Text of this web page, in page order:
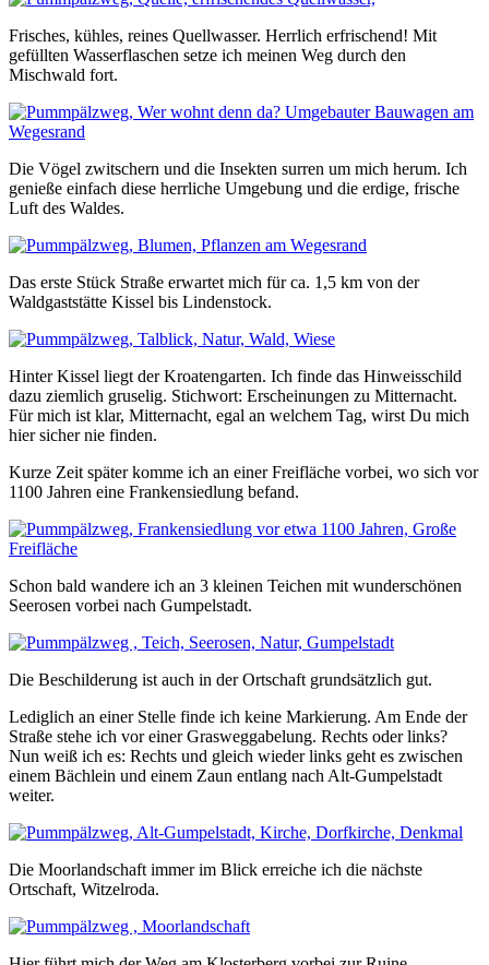
Frisches, kühles, reines Quellwasser. Herrlich erfrischend! Mit
gefüllten Wasserflaschen setze ich meinen Weg durch den
Mischwald fort.
Die Vögel zwitschern und die Insekten surren um mich herum. Ich
genieße einfach diese herrliche Umgebung und die erdige, frische
Luft des Waldes.
Das erste Stück Straße erwartet mich für ca. 1,5 km von der
Waldgaststätte Kissel bis Lindenstock.
Hinter Kissel liegt der Kroatengarten. Ich finde das Hinweisschild
dazu ziemlich gruselig. Stichwort: Erscheinungen zu Mitternacht.
Für mich ist klar, Mitternacht, egal an welchem Tag, wirst Du mich
hier sicher nie finden.
Kurze Zeit später komme ich an einer Freifläche vorbei, wo sich vor
1100 Jahren eine Frankensiedlung befand.
Schon bald wandere ich an 3 kleinen Teichen mit wunderschönen
Seerosen vorbei nach Gumpelstadt.
Die Beschilderung ist auch in der Ortschaft grundsätzlich gut.
Lediglich an einer Stelle finde ich keine Markierung. Am Ende der
Straße stehe ich vor einer Grasweggabelung. Rechts oder links?
Nun weiß ich es: Rechts und gleich wieder links geht es zwischen
einem Bächlein und einem Zaun entlang nach Alt-Gumpelstadt
weiter.
Die Moorlandschaft immer im Blick erreiche ich die nächste
Ortschaft, Witzelroda.